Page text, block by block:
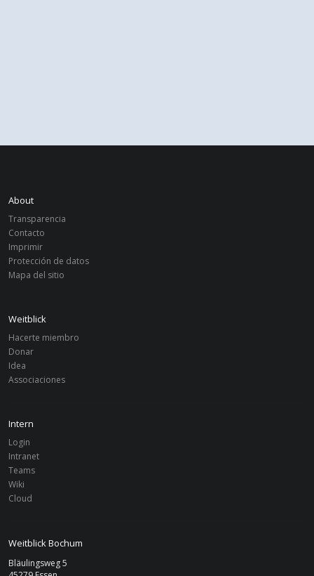
About
Transparencia
Contacto
Imprimir
Protección de datos
Mapa del sitio
Weitblick
Hacerte miembro
Donar
Idea
Associaciones
Intern
Login
Intranet
Teams
Wiki
Cloud
Weitblick Bochum
Bläulingsweg 5